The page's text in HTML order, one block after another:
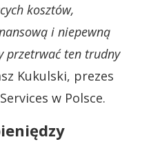
kosztów,
i niepewną
przetrwać ten trudny
Kukulski, prezes
w Polsce.